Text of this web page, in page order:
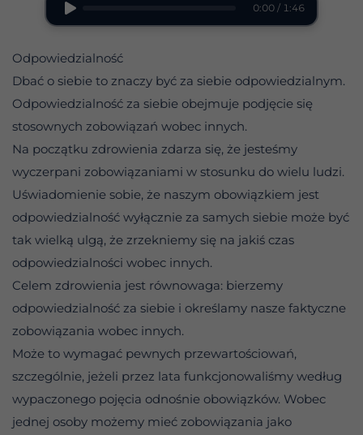
0:00 / 1:46
Odpowiedzialność
Dbać o siebie to znaczy być za siebie odpowiedzialnym.
Odpowiedzialność za siebie obejmuje podjęcie się
stosownych zobowiązań wobec innych.
Na początku zdrowienia zdarza się, że jesteśmy
wyczerpani zobowiązaniami w stosunku do wielu ludzi.
Uświadomienie sobie, że naszym obowiązkiem jest
odpowiedzialność wyłącznie za samych siebie może być
tak wielką ulgą, że zrzekniemy się na jakiś czas
odpowiedzialności wobec innych.
Celem zdrowienia jest równowaga: bierzemy
odpowiedzialność za siebie i określamy nasze faktyczne
zobowiązania wobec innych.
Może to wymagać pewnych przewartościowań,
szczególnie, jeżeli przez lata funkcjonowaliśmy według
wypaczonego pojęcia odnośnie obowiązków. Wobec
jednej osoby możemy mieć zobowiązania jako